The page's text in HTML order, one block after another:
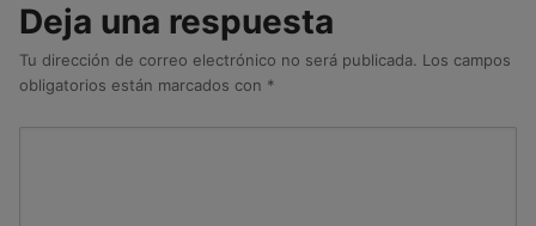
Deja una respuesta
Tu dirección de correo electrónico no será publicada. Los campos
obligatorios están marcados con *